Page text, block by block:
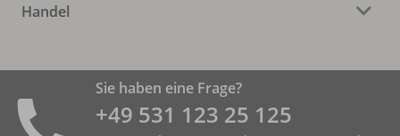
Handel
Sie haben eine Frage?
+49 531 ­123 25 125